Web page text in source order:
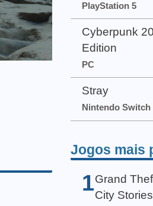
PlayStation 5
Cyberpunk
Edition
PC
Stray
Nintendo Switch
Jogos mais
1 Grand
City Stories